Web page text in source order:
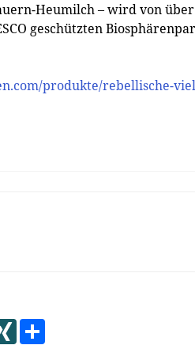
Heumilch – wird von
geschützten
produkte/rebellische-
XING